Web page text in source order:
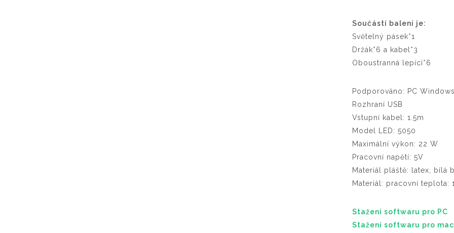
Součástí balení je:
Světelný pásek*1
Držák*6 a kabel*3
Oboustranná lepící*6
Podporováno: PC Windows
Rozhraní USB
Vstupní kabel: 1.5m
Model LED: 5050
Maximální výkon: 22 W
Pracovní napětí: 5V
Materiál pláště: latex, bílá
Materiál: pracovní
Stažení softwaru pro PC
Stažení softwaru pro